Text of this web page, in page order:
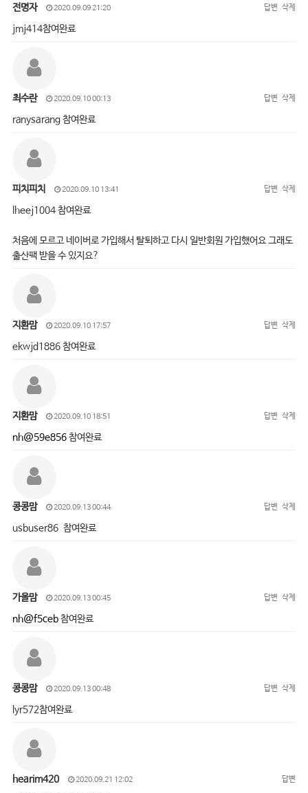
전명자 2020.09.09 21:20 답변 삭제
jmj414참여완료
최수란 2020.09.10 00:13 답변 삭제
ranysarang 참여완료
피치피치 2020.09.10 13:41 답변 삭제
lheej1004 참여완료
처음에 모르고 네이버로 가입해서 탈퇴하고 다시 일반회원 가입했어요 그래도
출산팩 받을 수 있지요?
지환맘 2020.09.10 17:57 답변 삭제
ekwjd1886 참여완료
지환맘 2020.09.10 18:51 답변 삭제
nh@59e856참여완료
콩콩맘 2020.09.13 00:44 답변 삭제
usbuser86 참여완료
가을맘 2020.09.13 00:45 답변 삭제
nh@f5ceb참여완료
콩콩맘 2020.09.13 00:48 답변 삭제
lyr572참여완료
hearim420 2020.09.21 12:02 답변